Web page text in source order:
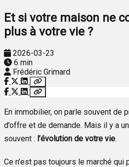
Et si votre maison ne
plus à votre vie ?
2026-03-23
6 min
Frédéric Grimard
En immobilier, on parle souvent de
d’offre et de demande. Mais il y a
souvent : l’évolution de votre vie.
Ce n’est pas toujours le marché qui